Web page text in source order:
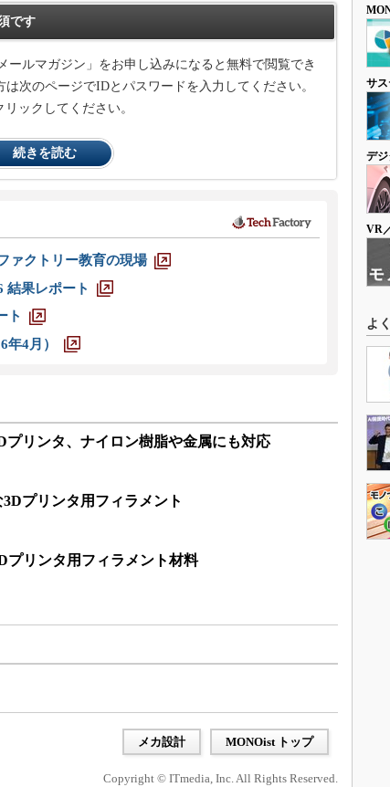
です
ールマガジン」をお申し込みになると無料で閲覧でき
次のページでIDとパスワードを入力してください。
ックしてください。
続きを読む
ァクトリー教育の現場
結果レポート
ト
4月）
プリンタ、ナイロン樹脂や金属にも対応
プリンタ用フィラメント
プリンタ用フィラメント材料
メカ設計 MONOist トップ
Copyright © ITmedia, Inc. All Rights Reserved.
サ
デ
VR
よ